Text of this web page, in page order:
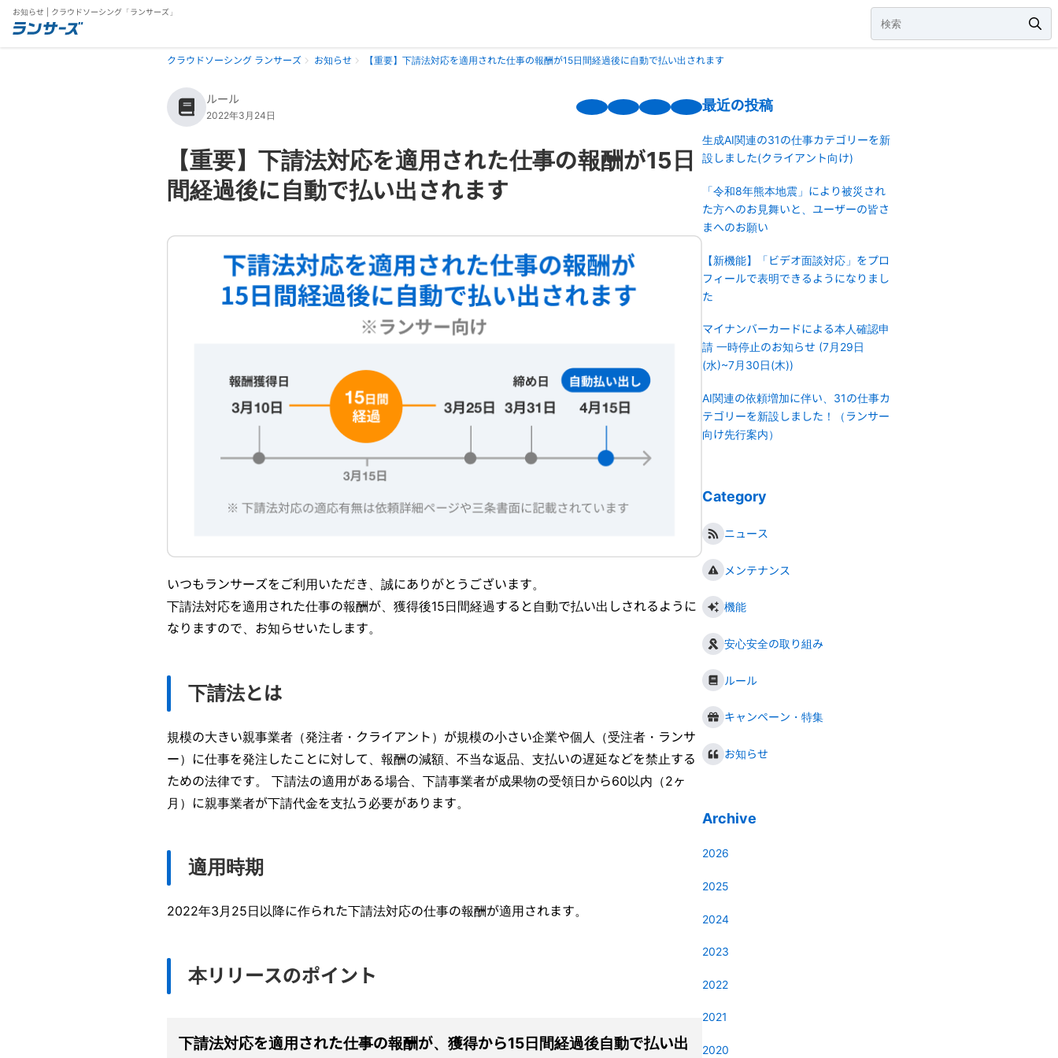
お知らせ | クラウドソーシング「ランサーズ」
クラウドソーシング ランサーズ お知らせ 【重要】下請法対応を適用された仕事の報酬が15日間経過後に自動で払い出されます
ルール
2022年3月24日
【重要】下請法対応を適用された仕事の報酬が15日
間経過後に自動で払い出されます
いつもランサーズをご利用いただき、誠にありがとうございます。
下請法対応を適用された仕事の報酬が、獲得後15日間経過すると自動で払い出しされるように
なりますので、お知らせいたします。
下請法とは
規模の大きい親事業者（発注者・クライアント）が規模の小さい企業や個人（受注者・ランサ
ー）に仕事を発注したことに対して、報酬の減額、不当な返品、支払いの遅延などを禁止する
ための法律です。 下請法の適用がある場合、下請事業者が成果物の受領日から60以内（2ヶ
月）に親事業者が下請代金を支払う必要があります。
適用時期
2022年3月25日以降に作られた下請法対応の仕事の報酬が適用されます。
本リリースのポイント
下請法対応を適用された仕事の報酬が、獲得から15日間経過後自動で払い出
最近の投稿
生成AI関連の31の仕事カテゴリーを新
設しました(クライアント向け)
「令和8年熊本地震」により被災され
た方へのお見舞いと、ユーザーの皆さ
まへのお願い
【新機能】「ビデオ面談対応」をプロ
フィールで表明できるようになりまし
た
マイナンバーカードによる本人確認申
請 一時停止のお知らせ (7月29日
(水)~7月30日(木))
AI関連の依頼増加に伴い、31の仕事カ
テゴリーを新設しました！（ランサー
向け先行案内）
Category
ニュース
メンテナンス
機能
安心安全の取り組み
ルール
キャンペーン・特集
お知らせ
Archive
2026
2025
2024
2023
2022
2021
2020